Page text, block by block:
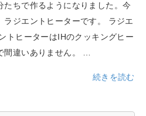
たちで作るようになりました。今
ラジエントヒーターです。 ラジエ
トヒーターはIHのクッキングヒー
間違いありません。 …
続きを読む